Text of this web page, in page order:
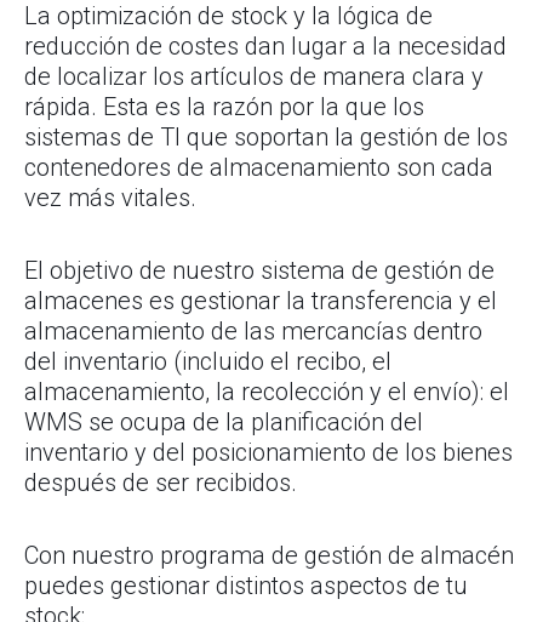
La optimización de stock y la lógica de
reducción de costes dan lugar a la necesidad
de localizar los artículos de manera clara y
rápida. Esta es la razón por la que los
sistemas de TI que soportan la gestión de los
contenedores de almacenamiento son cada
vez más vitales.
El objetivo de nuestro sistema de gestión de
almacenes es gestionar la transferencia y el
almacenamiento de las mercancías dentro
del inventario (incluido el recibo, el
almacenamiento, la recolección y el envío): el
WMS se ocupa de la planificación del
inventario y del posicionamiento de los bienes
después de ser recibidos.
Con nuestro programa de gestión de almacén
puedes gestionar distintos aspectos de tu
stock: